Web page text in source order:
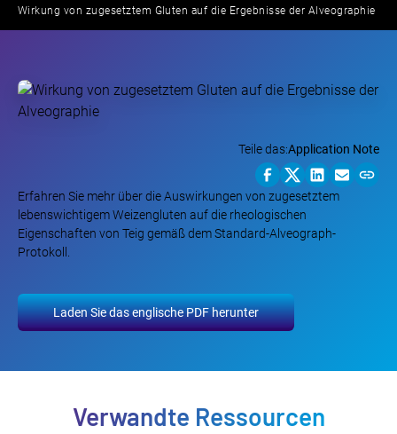
Wirkung von zugesetztem Gluten auf die Ergebnisse der Alveographie
Erfahren Sie mehr über die Auswirkungen von zugesetztem
lebenswichtigem Weizengluten auf die rheologischen
Eigenschaften von Teig gemäß dem Standard-Alveograph-
Protokoll.
Laden Sie das englische PDF herunter
Teile das:Application Note
Verwandte Ressourcen